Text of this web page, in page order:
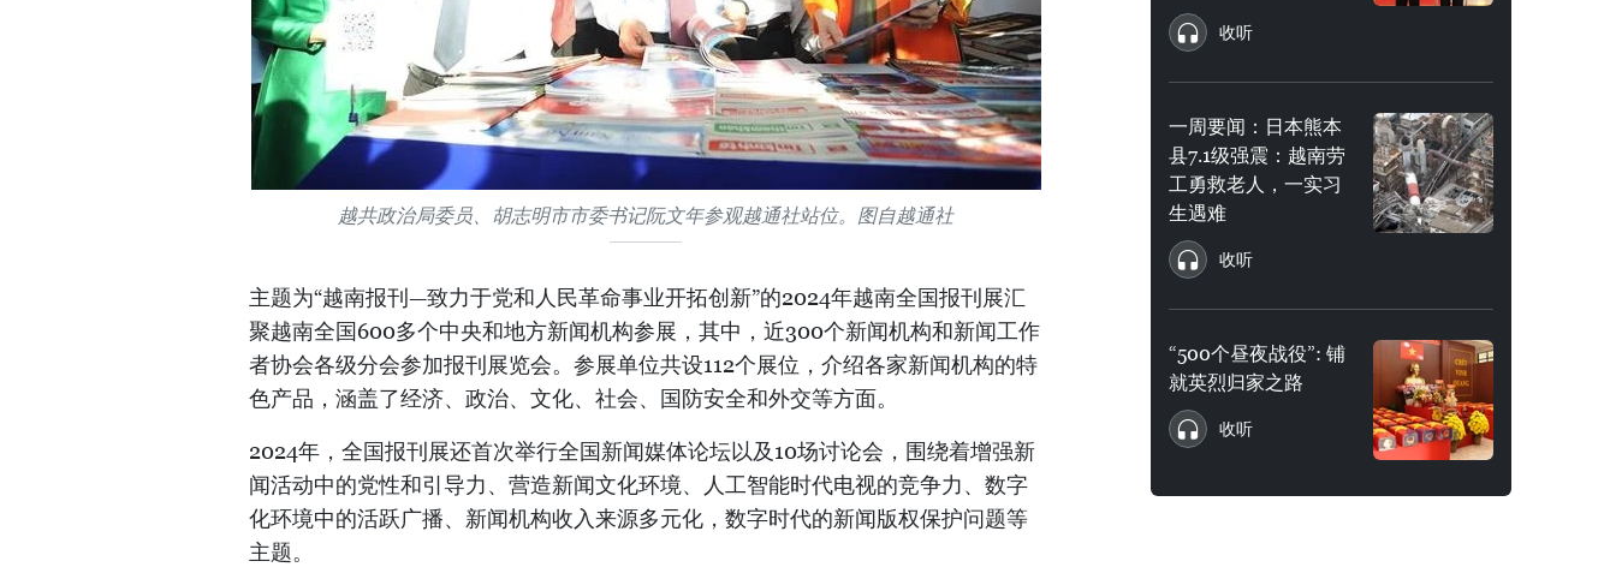
越共政治局委员、胡志明市市委书记阮文年参观越通社站位。图自越通社
主题为“越南报刊—致力于党和人民革命事业开拓创新”的2024年越南全国报刊展汇
聚越南全国600多个中央和地方新闻机构参展，其中，近300个新闻机构和新闻工作
者协会各级分会参加报刊展览会。参展单位共设112个展位，介绍各家新闻机构的特
色产品，涵盖了经济、政治、文化、社会、国防安全和外交等方面。
2024年，全国报刊展还首次举行全国新闻媒体论坛以及10场讨论会，围绕着增强新
闻活动中的党性和引导力、营造新闻文化环境、人工智能时代电视的竞争力、数字
化环境中的活跃广播、新闻机构收入来源多元化，数字时代的新闻版权保护问题等
主题。
收听
一周要闻：日本熊本
县7.1级强震：越南劳
工勇救老人，一实习
生遇难
收听
“500个昼夜战役”: 铺
就英烈归家之路
收听